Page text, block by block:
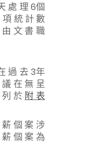
處 理 6個
統 計 數
文 書 職
過 去 3年
在 無 呈
於 附 表
個 案 涉
個 案 為